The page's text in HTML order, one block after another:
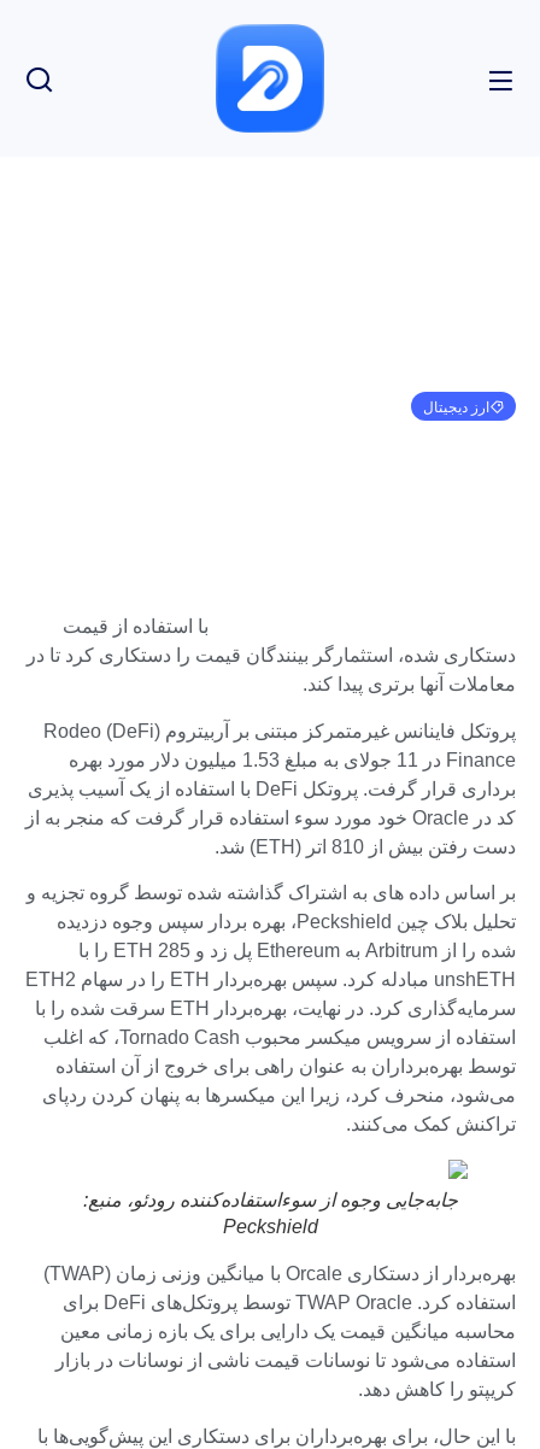
ارز دیجیتال
با استفاده از قیمت
دستکاری شده، استثمارگر بینندگان قیمت را دستکاری کرد تا در
معاملات آنها برتری پیدا کند.
پروتکل فاینانس غیرمتمرکز مبتنی بر آربیتروم (DeFi) Rodeo
Finance در 11 جولای به مبلغ 1.53 میلیون دلار مورد بهره
برداری قرار گرفت. پروتکل DeFi با استفاده از یک آسیب پذیری
کد در Oracle خود مورد سوء استفاده قرار گرفت که منجر به از
دست رفتن بیش از 810 اتر (ETH) شد.
بر اساس داده های به اشتراک گذاشته شده توسط گروه تجزیه و
تحلیل بلاک چین Peckshield، بهره بردار سپس وجوه دزدیده
شده را از Arbitrum به Ethereum پل زد و 285 ETH را با
unshETH مبادله کرد. سپس بهره‌بردار ETH را در سهام ETH2
سرمایه‌گذاری کرد. در نهایت، بهره‌بردار ETH سرقت شده را با
استفاده از سرویس میکسر محبوب Tornado Cash، که اغلب
توسط بهره‌برداران به عنوان راهی برای خروج از آن استفاده
می‌شود، منحرف کرد، زیرا این میکسرها به پنهان کردن ردپای
تراکنش کمک می‌کنند.
جابه‌جایی وجوه از سوءاستفاده‌کننده رودئو، منبع:
Peckshield
بهره‌بردار از دستکاری Orcale با میانگین وزنی زمان (TWAP)
استفاده کرد. TWAP Oracle توسط پروتکل‌های DeFi برای
محاسبه میانگین قیمت یک دارایی برای یک بازه زمانی معین
استفاده می‌شود تا نوسانات قیمت ناشی از نوسانات در بازار
کریپتو را کاهش دهد.
با این حال، برای بهره‌برداران برای دستکاری این پیش‌گویی‌ها با